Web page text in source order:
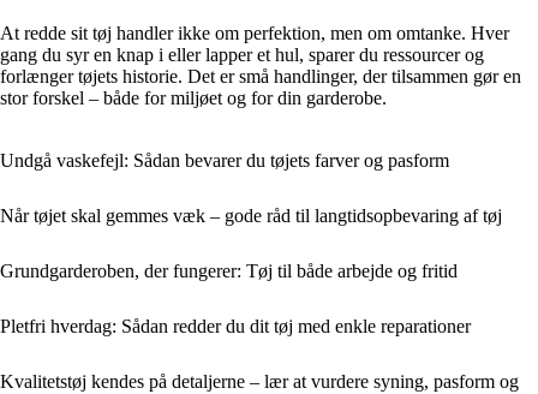
At redde sit tøj handler ikke om perfektion, men om omtanke. Hver
gang du syr en knap i eller lapper et hul, sparer du ressourcer og
forlænger tøjets historie. Det er små handlinger, der tilsammen gør en
stor forskel – både for miljøet og for din garderobe.
Undgå vaskefejl: Sådan bevarer du tøjets farver og pasform
Når tøjet skal gemmes væk – gode råd til langtidsopbevaring af tøj
Grundgarderoben, der fungerer: Tøj til både arbejde og fritid
Pletfri hverdag: Sådan redder du dit tøj med enkle reparationer
Kvalitetstøj kendes på detaljerne – lær at vurdere syning, pasform og